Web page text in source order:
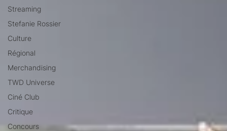
Streaming
Stefanie Rossier
Culture
Régional
Merchandising
TWD Universe
Ciné Club
Critique
Concours